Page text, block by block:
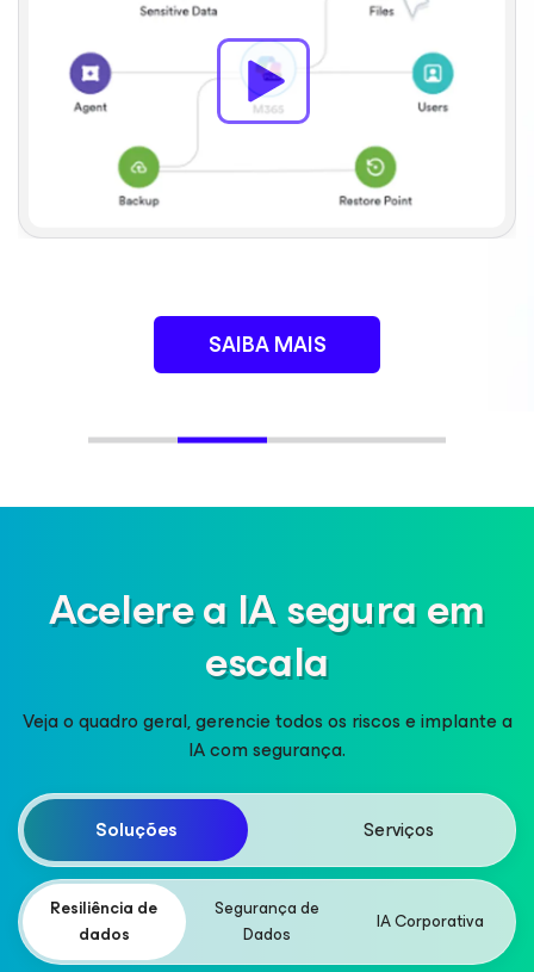
Veja o que vem por aí em confiança de dados e IA.
Assista à apresentação principal antes de 26/06.
ASSISTA SOB DEMANDA
Acelere a IA segura em
escala
Veja o quadro geral, gerencie todos os riscos e implante a
IA com segurança.
Soluções Serviços
Resiliência de
dados
Segurança de
Dados
IA Corporativa